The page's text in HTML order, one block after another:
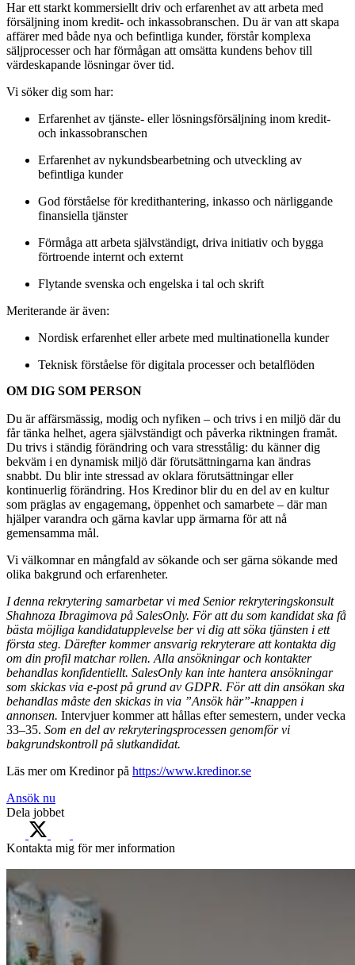
Har ett starkt kommersiellt driv och erfarenhet av att arbeta med
försäljning inom kredit- och inkassobranschen. Du är van att skapa
affärer med både nya och befintliga kunder, förstår komplexa
säljprocesser och har förmågan att omsätta kundens behov till
värdeskapande lösningar över tid.
Vi söker dig som har:
Erfarenhet av tjänste- eller lösningsförsäljning inom kredit-
och inkassobranschen
Erfarenhet av nykundsbearbetning och utveckling av
befintliga kunder
God förståelse för kredithantering, inkasso och närliggande
finansiella tjänster
Förmåga att arbeta självständigt, driva initiativ och bygga
förtroende internt och externt
Flytande svenska och engelska i tal och skrift
Meriterande är även:
Nordisk erfarenhet eller arbete med multinationella kunder
Teknisk förståelse för digitala processer och betalflöden
OM DIG SOM PERSON
Du är affärsmässig, modig och nyfiken – och trivs i en miljö där du
får tänka helhet, agera självständigt och påverka riktningen framåt.
Du trivs i ständig förändring och vara stresstålig: du känner dig
bekväm i en dynamisk miljö där förutsättningarna kan ändras
snabbt. Du blir inte stressad av oklara förutsättningar eller
kontinuerlig förändring. Hos Kredinor blir du en del av en kultur
som präglas av engagemang, öppenhet och samarbete – där man
hjälper varandra och gärna kavlar upp ärmarna för att nå
gemensamma mål.
Vi välkomnar en mångfald av sökande och ser gärna sökande med
olika bakgrund och erfarenheter.
I denna rekrytering samarbetar vi med Senior rekryteringskonsult
Shahnoza Ibragimova på SalesOnly. För att du som kandidat ska få
bästa möjliga kandidatupplevelse ber vi dig att söka tjänsten i ett
första steg. Därefter kommer ansvarig rekryterare att kontakta dig
om din profil matchar rollen. Alla ansökningar och kontakter
behandlas konfidentiellt. SalesOnly kan inte hantera ansökningar
som skickas via e-post på grund av GDPR. För att din ansökan ska
behandlas måste den skickas in via ”Ansök här”-knappen i
annonsen. Intervjuer kommer att hållas efter semestern, under vecka
33–35. Som en del av rekryteringsprocessen genomför vi
bakgrundskontroll på slutkandidat.
Läs mer om Kredinor på https://www.kredinor.se
Ansök nu
Dela jobbet
Kontakta mig för mer information